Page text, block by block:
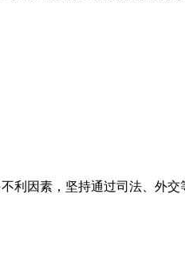
因素，坚持通过司法、